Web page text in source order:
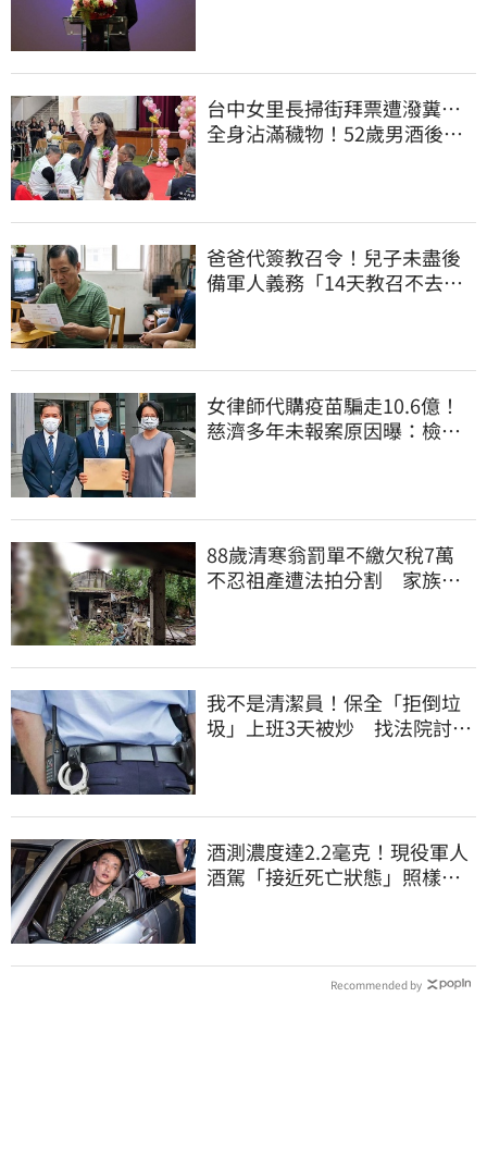
台中女里長掃街拜票遭潑糞⋯
全身沾滿穢物！52歲男酒後失
爸爸代簽教召令！兒子未盡後
備軍人義務「14天教召不去」
女律師代購疫苗騙走10.6億！
慈濟多年未報案原因曝：檢警
88歲清寒翁罰單不繳欠稅7萬
不忍祖產遭法拍分割 家族按
我不是清潔員！保全「拒倒垃
圾」上班3天被炒 找法院討公
酒測濃度達2.2毫克！現役軍人
酒駕「接近死亡狀態」照樣開
Recommended by